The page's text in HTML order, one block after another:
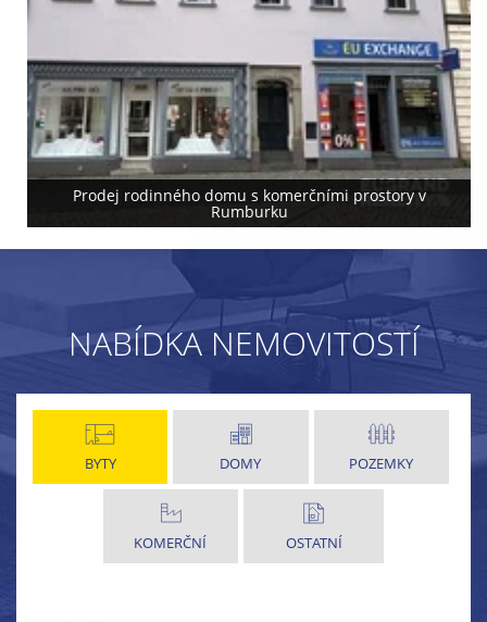
Prodej rodinného domu s komerčními prostory v
Rumburku
NABÍDKA NEMOVITOSTÍ
BYTY DOMY POZEMKY
KOMERČNÍ OSTATNÍ